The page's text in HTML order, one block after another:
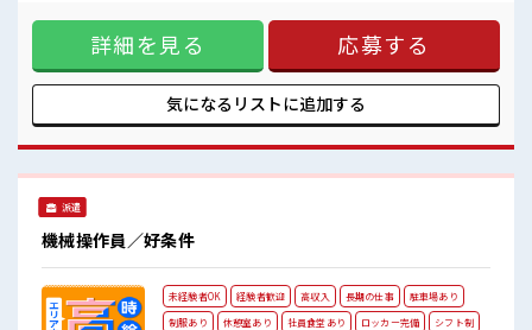
広くてキレイな社員食堂あり♪
キバツ過ぎはNGですが髪のカラーOK！
お金がナイ』 そんな方に... お仕事だけじゃない◎住まいだっ
てご提供します(*≧∀≦)ゞ (1)毎月3万円の寮費補助あり
(2)TV/冷蔵庫/洗濯機/エアコンなどは備え付け (3)駐車場完備
なのでマイカー持ち込み&通勤OK (4)カップルやお友達との
同居OK (5)寮の周辺にはコンビニ/飲食店/スーパーあり など
など... 赴任時は現地までの移動交通費も規定支給！ 就業先に
与になります！ ■職場の雰囲気 分からないことも聞きやすい
アットホームな職場！ 空調完備で年中カイテキです♪ 休憩
詳細を見る 応募する
気になるリストに追加する
派遣
機械操作員／好条件
未経験者OK 経験者歓迎 高収入 長期の仕事
駐車場あり
制服あり
休憩室あり 社員食堂あり ロッカー完備
シフト制